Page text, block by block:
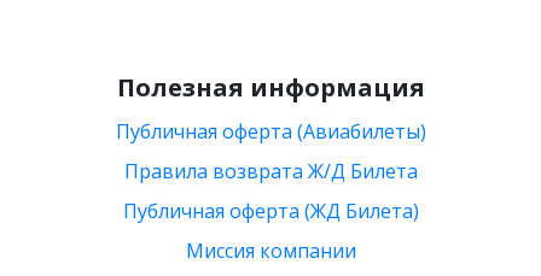
Полезная информация
Публичная оферта (Авиабилеты)
Правила возврата Ж/Д Билета
Публичная оферта (ЖД Билета)
Миссия компании